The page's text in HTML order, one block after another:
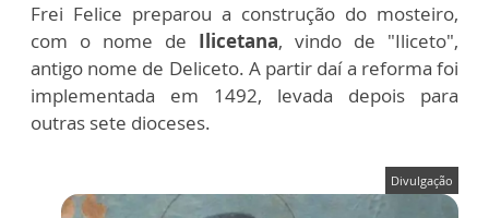
Frei Felice preparou a construção do mosteiro,
com o nome de Ilicetana, vindo de "Iliceto",
antigo nome de Deliceto. A partir daí a reforma foi
implementada em 1492, levada depois para
outras sete dioceses.
Divulgação